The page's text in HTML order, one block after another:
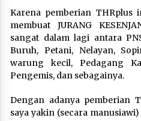
Karena pemberian THRplus
membuat JURANG
sangat dalam lagi antara
Buruh, Petani, Nelayan,
warung kecil, Pedagang
Pengemis, dan sebagainya.
Dengan adanya pemberian
saya yakin (secara